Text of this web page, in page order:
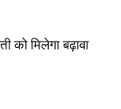
को मिलेगा बढ़ावा